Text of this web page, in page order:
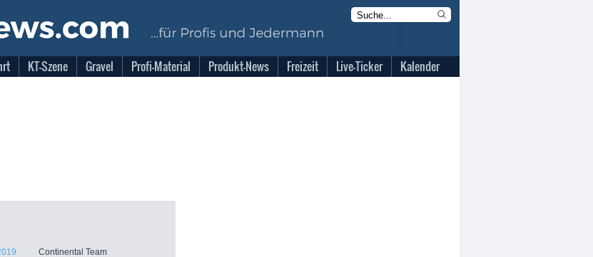
KT-Szene Gravel Profi-Material Produkt-News Freizeit Live-Ticker Kalender
Continental Team